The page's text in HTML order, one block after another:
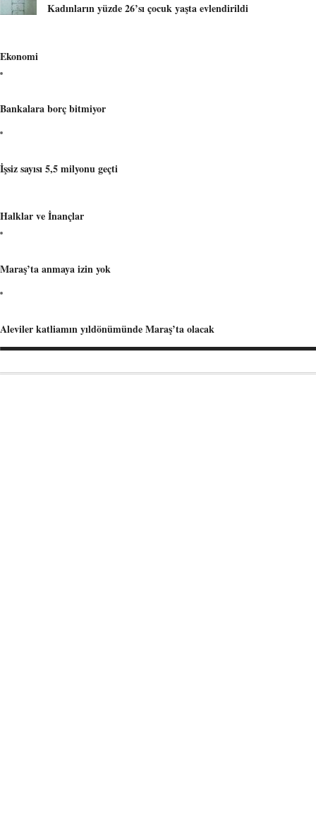
Kadınların yüzde 26’sı çocuk yaşta evlendirildi
Ekonomi
Bankalara borç bitmiyor
İşsiz sayısı 5,5 milyonu geçti
Halklar ve İnançlar
Maraş’ta anmaya izin yok
Aleviler katliamın yıldönümünde Maraş’ta olacak